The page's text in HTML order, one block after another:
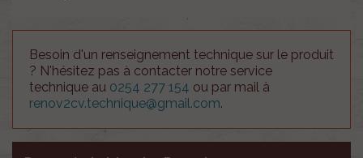
Besoin d'un renseignement technique sur le produit
? N'hésitez pas à contacter notre service
technique au 0254 277 154 ou par mail à
renov2cv.technique@gmail.com.